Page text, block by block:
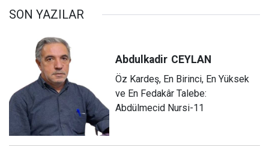
SON YAZILAR
Abdulkadir CEYLAN
Öz Kardeş, En Birinci, En Yüksek
ve En Fedakâr Talebe:
Abdülmecid Nursi-11